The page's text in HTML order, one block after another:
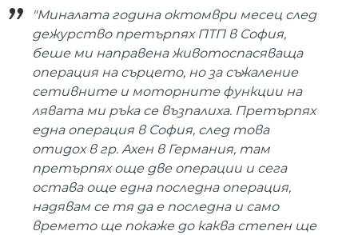
"Миналата година октомври месец след
дежурство претърпях ПТП в София,
беше ми направена животоспасяваща
операция на сърцето, но за съжаление
сетивните и моторните функции на
лявата ми ръка се възпалиха. Претърпях
една операция в София, след това
отидох в гр. Ахен в Германия, там
претърпях още две операции и сега
остава още една последна операция,
надявам се тя да е последна и само
времето ще покаже до каква степен ще